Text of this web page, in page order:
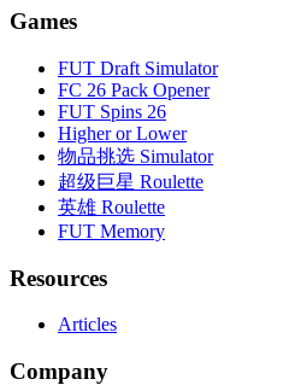
Games
FUT Draft Simulator
FC 26 Pack Opener
FUT Spins 26
Higher or Lower
物品挑选 Simulator
超级巨星 Roulette
英雄 Roulette
FUT Memory
Resources
Articles
Company